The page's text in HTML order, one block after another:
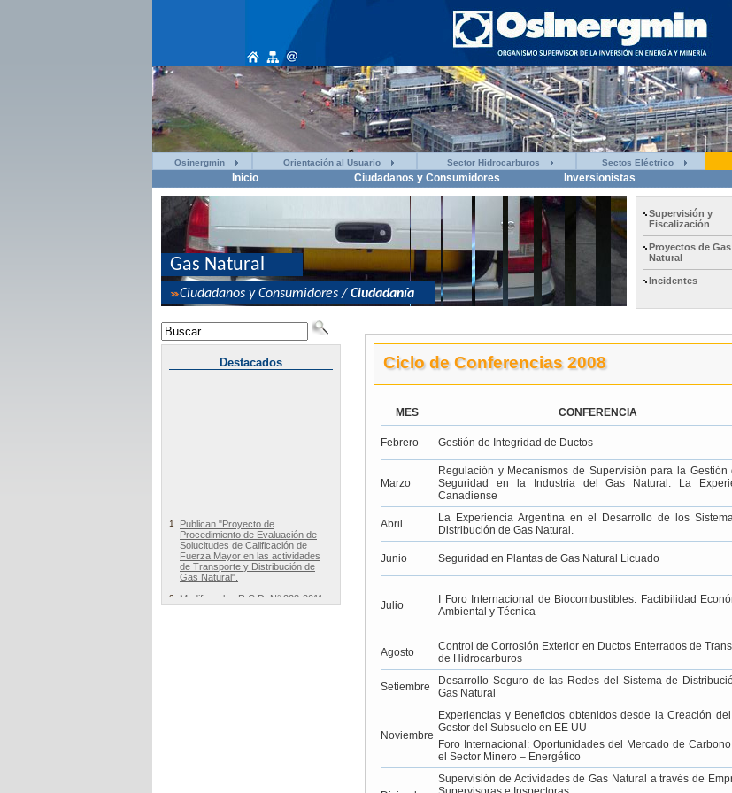
Osinergmin Orientación al Usuario Sector Hidrocarburos Sectos Eléctrico
Inicio Ciudadanos y Consumidores Inversionistas
Supervisión y
Fiscalización
Proyectos de Gas
Natural
Incidentes